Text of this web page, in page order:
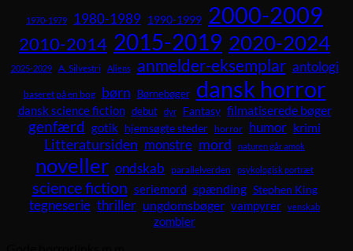
1970-1979 1980-1989 1990-1999 2000-2009
2010-2014 2015-2019 2020-2024
2025-2029 A. Silvestri Aliens anmelder-eksemplar antologi
baseret på en bog børn Børnebøger dansk horror
dansk science fiction debut dyr Fantasy filmatiserede bøger
genfærd gotik hjemsøgte steder horror humor krimi
Litteratursiden monstre mord naturen går amok
noveller ondskab parallelverden psykologisk portræt
science fiction seriemord spænding Stephen King
tegneserie thriller ungdomsbøger vampyrer venskab
zombier